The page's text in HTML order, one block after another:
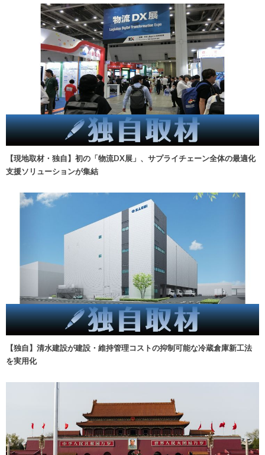
【現地取材・独自】初の「物流DX展」、サプライチェーン全体の最適化
支援ソリューションが集結
【独自】清水建設が建設・維持管理コストの抑制可能な冷蔵倉庫新工法
を実用化